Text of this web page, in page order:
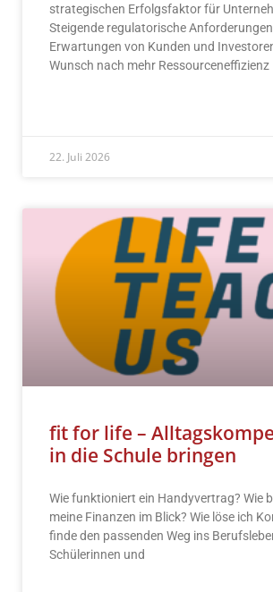
strategischen Erfolgsfaktor für
Steigende regulatorische
Erwartungen von Kunden und
Wunsch nach mehr Ressourceneffizienz
22. Juli 2026
fit for life –
in die Schule bringen
Wie funktioniert ein Handyvertrag? Wie
meine Finanzen im Blick? Wie löse ich
finde den passenden Weg ins
Schülerinnen und